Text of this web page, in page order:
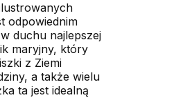
odpowiednim
duchu najlepszej
maryjny, który
z Ziemi
a także wielu
ta jest idealną